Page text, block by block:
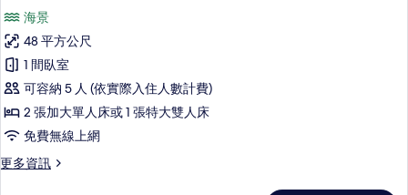
情
示
豪
華
客
房
的
所
有
海景
48 平方公尺
1 間臥室
可容納 5 人 (依實際入住人數計費)
2 張加大單人床或 1 張特大雙人床
免費無線上網
更多資訊
更